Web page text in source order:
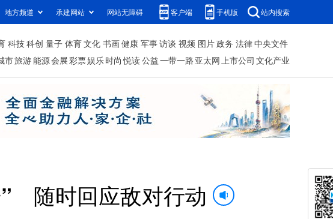
地方频道 承建网站 网站无障碍 客户端 手机版 站内搜索
科技科创 量子 体育文化 书画健康 军事访谈 视频 图片政务 法律中央文件
市旅游能源会展彩票娱乐时尚 悦读公益一带一路 亚太网上市公司 文化产业
随时回应敌对行动